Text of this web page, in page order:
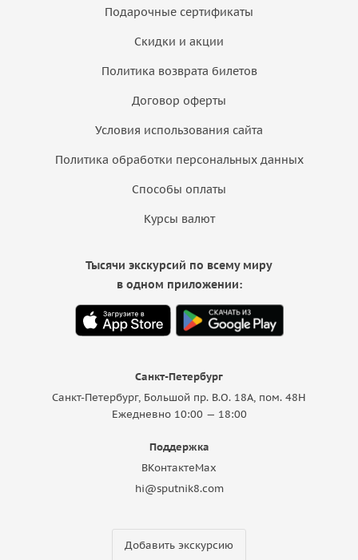
Подарочные сертификаты
Скидки и акции
Политика возврата билетов
Договор оферты
Условия использования сайта
Политика обработки персональных данных
Способы оплаты
Курсы валют
Санкт-Петербург
Санкт-Петербург, Большой пр. В.О. 18A, пом. 48Н
Ежедневно 10:00 — 18:00
Поддержка
ВКонтактеMax
hi@sputnik8.com
Добавить экскурсию
Тысячи экскурсий по всему миру
в одном приложении: